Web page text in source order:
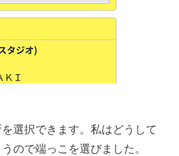
選択できます。私はどうして
ので端っこを選びました。